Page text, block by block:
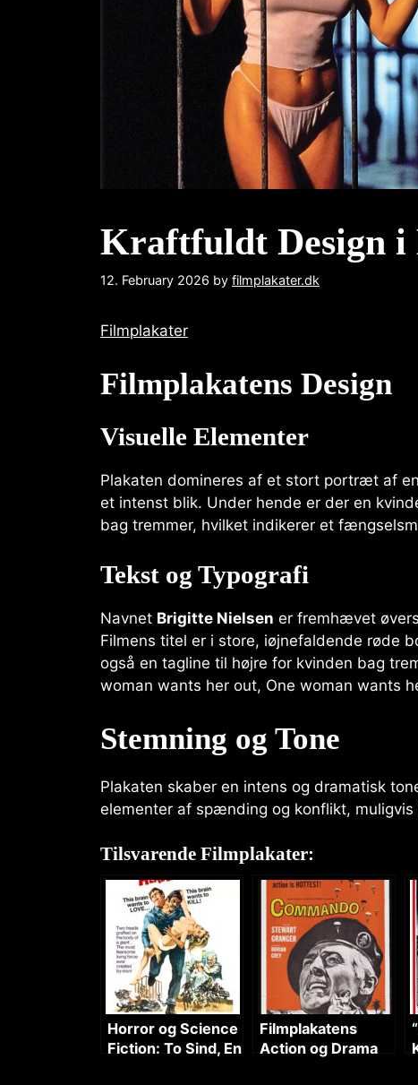
Kraftfuldt Design i
12. February 2026 by filmplakater.dk
Filmplakater
Filmplakatens Design
Visuelle Elementer
Plakaten domineres af et stort portræt af
et intenst blik. Under hende er der en
bag tremmer, hvilket indikerer et
Tekst og Typografi
Navnet Brigitte Nielsen er fremhævet
Filmens titel er i store, iøjnefaldende røde
også en tagline til højre for kvinden bag
woman wants her out, One woman wants
Stemning og Tone
Plakaten skaber en intens og dramatisk
elementer af spænding og konflikt,
Tilsvarende Filmplakater:
Horror og Science
Fiction: To Sind, En
Filmplakatens
Action og Drama